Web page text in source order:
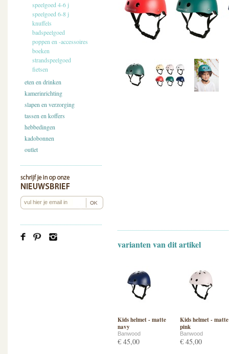
speelgoed 4-6 j
speelgoed 6-8 j
knuffels
badspeelgoed
poppen en -accessoires
boeken
strandspeelgoed
fietsen
eten en drinken
kamerinrichting
slapen en verzorging
tassen en koffers
hebbedingen
kadobonnen
outlet
varianten van dit artikel
Kids helmet - matte
navy
Banwood
€ 45,00
Kids helmet - matte
pink
Banwood
€ 45,00